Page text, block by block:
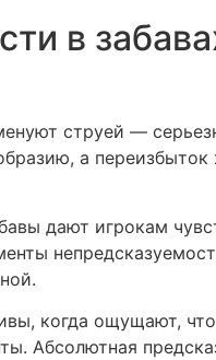
в
струей —
а переизбыток
дают игрокам
когда ощущают,
Абсолютная